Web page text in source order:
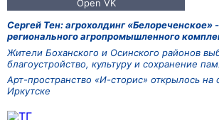
Сергей Тен: агрохолдинг «Белореченское»
регионального агропромышленного
Жители Боханского и Осинского районов
благоустройство, культуру и сохранение
Арт-пространство «И-сторис» открылось на
Иркутске